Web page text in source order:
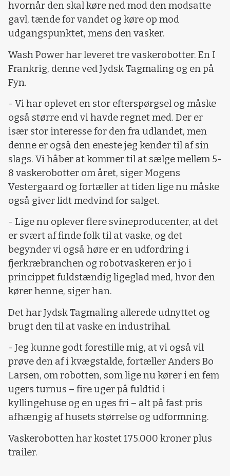
hvornår den skal køre ned mod den modsatte
gavl, tænde for vandet og køre op mod
udgangspunktet, mens den vasker.
Wash Power har leveret tre vaskerobotter. En I
Frankrig, denne ved Jydsk Tagmaling og en på
Fyn.
- Vi har oplevet en stor efterspørgsel og måske
også større end vi havde regnet med. Der er
især stor interesse for den fra udlandet, men
denne er også den eneste jeg kender til af sin
slags. Vi håber at kommer til at sælge mellem 5-
8 vaskerobotter om året, siger Mogens
Vestergaard og fortæller at tiden lige nu måske
også giver lidt medvind for salget.
- Lige nu oplever flere svineproducenter, at det
er svært af finde folk til at vaske, og det
begynder vi også høre er en udfordring i
fjerkræbranchen og robotvaskeren er jo i
princippet fuldstændig ligeglad med, hvor den
kører henne, siger han.
Det har Jydsk Tagmaling allerede udnyttet og
brugt den til at vaske en industrihal.
- Jeg kunne godt forestille mig, at vi også vil
prøve den af i kvægstalde, fortæller Anders Bo
Larsen, om robotten, som lige nu kører i en fem
ugers turnus – fire uger på fuldtid i
kyllingehuse og en uges fri – alt på fast pris
afhængig af husets størrelse og udformning.
Vaskerobotten har kostet 175.000 kroner plus
trailer.